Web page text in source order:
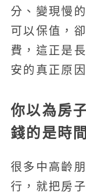
分、變現慢
可以保值，
費，這正是
安的真正原因
你以為房
錢的是時間
很多中高齡
行，就把房